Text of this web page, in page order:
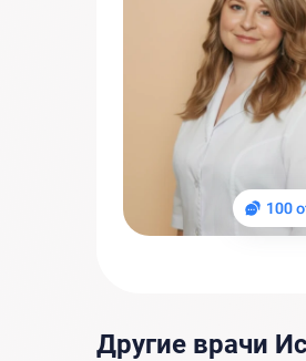
100
Другие врачи